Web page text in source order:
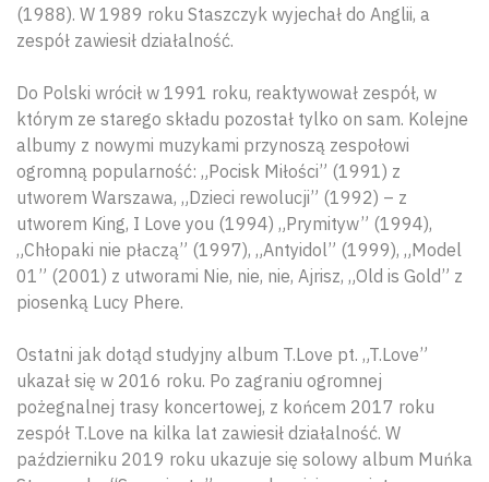
(1988). W 1989 roku Staszczyk wyjechał do Anglii, a
zespół zawiesił działalność.
Do Polski wrócił w 1991 roku, reaktywował zespół, w
którym ze starego składu pozostał tylko on sam. Kolejne
albumy z nowymi muzykami przynoszą zespołowi
ogromną popularność: „Pocisk Miłości” (1991) z
utworem Warszawa, „Dzieci rewolucji” (1992) – z
utworem King, I Love you (1994) „Prymityw” (1994),
„Chłopaki nie płaczą” (1997), „Antyidol” (1999), „Model
01” (2001) z utworami Nie, nie, nie, Ajrisz, „Old is Gold” z
piosenką Lucy Phere.
Ostatni jak dotąd studyjny album T.Love pt. „T.Love”
ukazał się w 2016 roku. Po zagraniu ogromnej
pożegnalnej trasy koncertowej, z końcem 2017 roku
zespół T.Love na kilka lat zawiesił działalność. W
październiku 2019 roku ukazuje się solowy album Muńka